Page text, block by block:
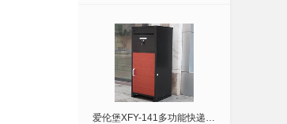
爱伦堡XFY-141多功能快递柜家用防盗